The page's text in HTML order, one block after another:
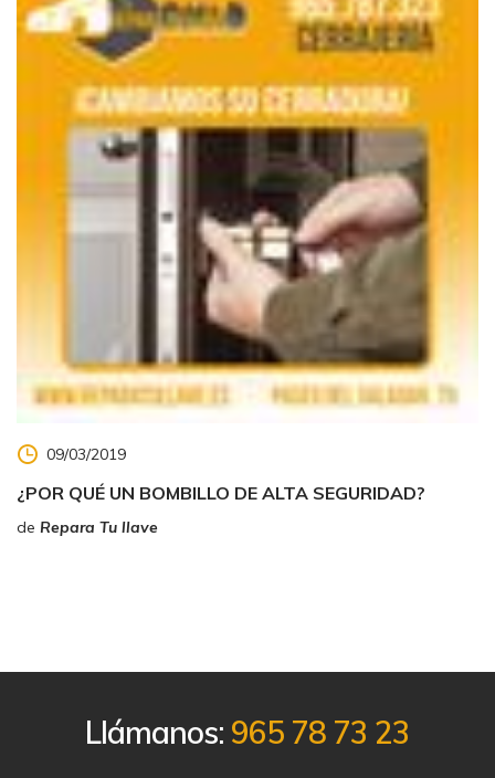
09/03/2019
¿POR QUÉ UN BOMBILLO DE ALTA SEGURIDAD?
de Repara Tu llave
Llámanos: 965 78 73 23